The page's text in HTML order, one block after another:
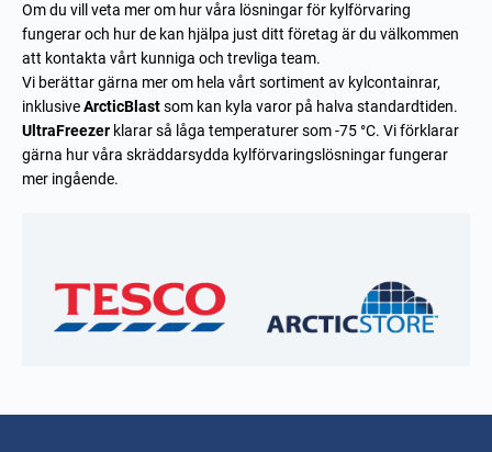
Om du vill veta mer om hur våra lösningar för kylförvaring
fungerar och hur de kan hjälpa just ditt företag är du välkommen
att kontakta vårt kunniga och trevliga team.
Vi berättar gärna mer om hela vårt sortiment av kylcontainrar,
inklusiveArcticBlastsom kan kyla varor på halva standardtiden.
UltraFreezer klarar så låga temperaturer som -75 °C. Vi förklarar
gärna hur våra skräddarsydda kylförvaringslösningar fungerar
mer ingående.